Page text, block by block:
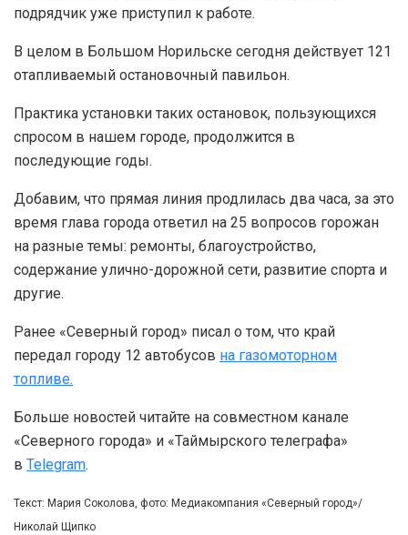
подрядчик уже приступил к работе.
В целом в Большом Норильске сегодня действует 121
отапливаемый остановочный павильон.
Практика установки таких остановок, пользующихся
спросом в нашем городе, продолжится в
последующие годы.
Добавим, что прямая линия продлилась два часа, за это
время глава города ответил на 25 вопросов горожан
на разные темы: ремонты, благоустройство,
содержание улично-дорожной сети, развитие спорта и
другие.
Ранее «Северный город» писал о том, что край
передал городу 12 автобусов на газомоторном
топливе.
Больше новостей читайте на совместном канале
«Северного города» и «Таймырского телеграфа»
в Telegram.
Текст: Мария Соколова, фото: Медиакомпания «Северный город»/
Николай Щипко